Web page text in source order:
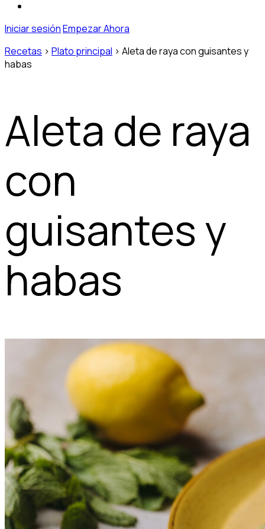
Iniciar sesiónEmpezar Ahora
Recetas > Plato principal > Aleta de raya con guisantes y
habas
Aleta de raya
con
guisantes y
habas